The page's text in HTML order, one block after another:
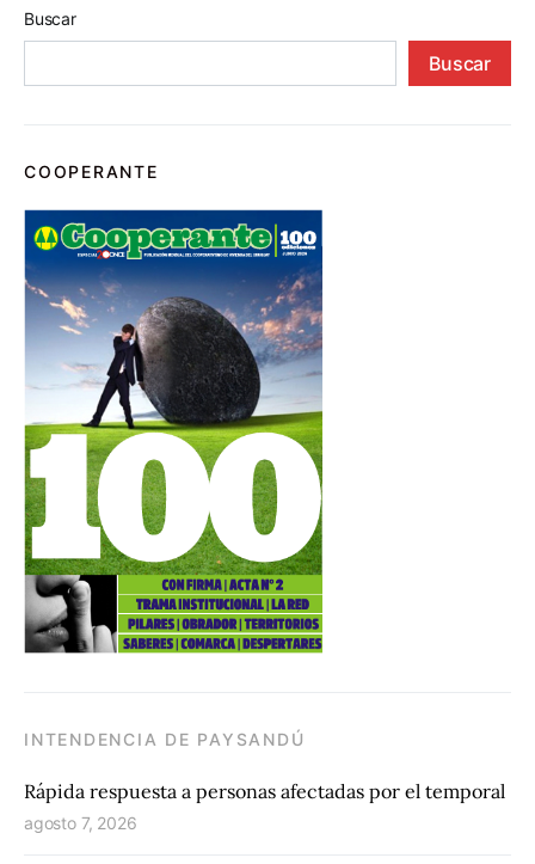
Buscar
Buscar
COOPERANTE
INTENDENCIA DE PAYSANDÚ
Rápida respuesta a personas afectadas por el temporal
agosto 7, 2026